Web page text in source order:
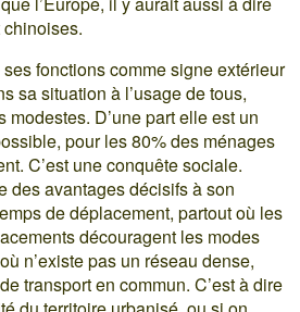
fonctions comme signe extérieur
sa situation à l’usage de tous,
modestes. D’une part elle est un
pour les 80% des ménages
C’est une conquête sociale.
des avantages décisifs à son
de déplacement, partout où les
découragent les modes
n’existe pas un réseau dense,
transport en commun. C’est à dire